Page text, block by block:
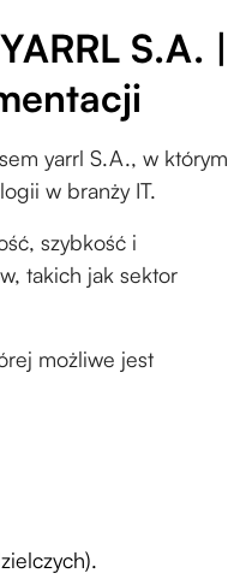
S.A. |
yarrl S.A., w którym
w branży IT.
szybkość i
takich jak sektor
możliwe jest